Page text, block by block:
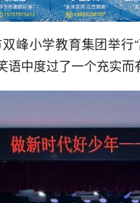
峰小学教育集团举行
语中度过了一个充实而